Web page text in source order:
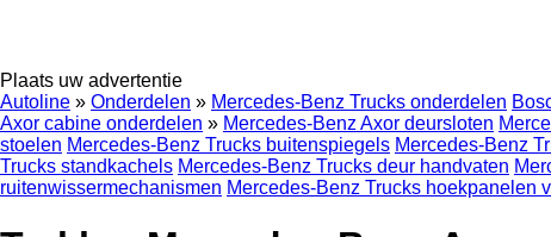
Plaats uw advertentie
Autoline » Onderdelen » Mercedes-Benz Trucks onderdelen
Axor cabine onderdelen » Mercedes-Benz Axor deursloten
stoelen Mercedes-Benz Trucks buitenspiegels Mercedes-Benz
Trucks standkachels Mercedes-Benz Trucks deur handvaten
ruitenwissermechanismen Mercedes-Benz Trucks hoekpanelen